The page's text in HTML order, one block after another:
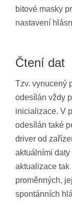
bitové masky
nastavení
Čtení dat
Tzv. vynucený
odesílán vždy
inicializace. V
odesílán také
driver od
aktuálními
aktualizace tak
proměnných,
spontánních